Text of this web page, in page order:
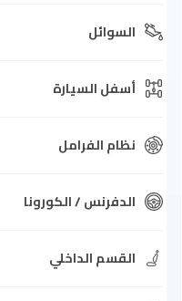
السوائل
أسفل السيارة
نظام الفرامل
الدفرنس / الكورونا
القسم الداخلي